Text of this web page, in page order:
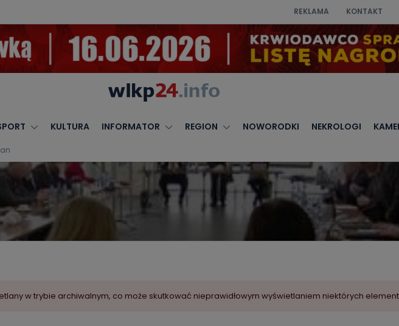
REKLAMA KONTAKT
KULTURA INFORMATOR REGION NOWORODKI NEKROLOGI
w trybie archiwalnym, co może skutkować nieprawidłowym wyświetlaniem niektórych